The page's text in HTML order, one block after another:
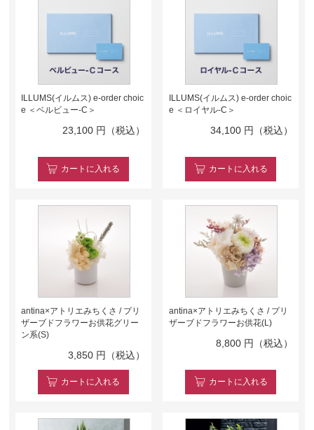
ILLUMS(イルムス) e-order choic
e ＜ベルビュー-C＞
23,100 円（税込）
カート に入れる
ILLUMS(イルムス) e-order choic
e ＜ロイヤル-C＞
34,100 円（税込）
カート に入れる
antina×アトリエみちくさ / プリ
ザーブドフラワーお供花グリー
ン系(S)
3,850 円（税込）
カート に入れる
antina×アトリエみちくさ / プリ
ザーブドフラワーお供花(L)
8,800 円（税込）
カート に入れる